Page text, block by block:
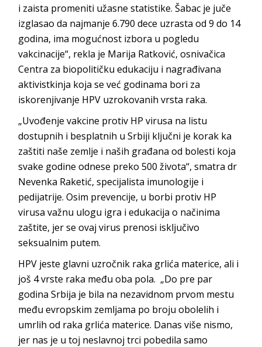
i zaista promeniti užasne statistike. Šabac je juče
izglasao da najmanje 6.790 dece uzrasta od 9 do 14
godina, ima mogućnost izbora u pogledu
vakcinacije“, rekla je Marija Ratković, osnivačica
Centra za biopolitičku edukaciju i nagrađivana
aktivistkinja koja se već godinama bori za
iskorenjivanje HPV uzrokovanih vrsta raka.
„Uvođenje vakcine protiv HP virusa na listu
dostupnih i besplatnih u Srbiji ključni je korak ka
zaštiti naše zemlje i naših građana od bolesti koja
svake godine odnese preko 500 života“, smatra dr
Nevenka Raketić, specijalista imunologije i
pedijatrije. Osim prevencije, u borbi protiv HP
virusa važnu ulogu igra i edukacija o načinima
zaštite, jer se ovaj virus prenosi isključivo
seksualnim putem.
HPV jeste glavni uzročnik raka grlića materice, ali i
još 4 vrste raka među oba pola. „Do pre par
godina Srbija je bila na nezavidnom prvom mestu
među evropskim zemljama po broju obolelih i
umrlih od raka grlića materice. Danas više nismo,
jer nas je u toj neslavnoj trci pobedila samo